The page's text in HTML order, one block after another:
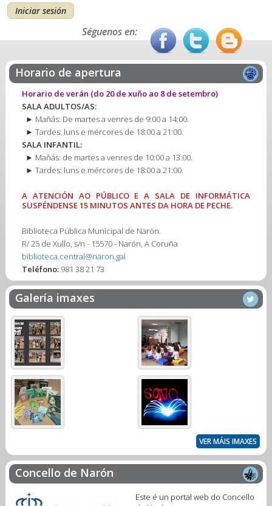
Séguenos en:
Horario de apertura
Horario de verán (do 20 de xuño ao 8 de setembro)
SALA ADULTOS/AS:
► Mañás: De martes a venres de 9:00 a 14:00.
► Tardes: luns e mércores de 18:00 a 21:00.
SALA INFANTIL:
► Mañás: de martes a venres de 10:00 a 13:00.
► Tardes: luns e mércores de 18:00 a 21:00.
A ATENCIÓN AO PÚBLICO E A SALA DE INFORMÁTICA
SUSPÉNDENSE 15 MINUTOS ANTES DA HORA DE PECHE.
Biblioteca Pública Municipal de Narón.
R/ 25 de Xullo, s/n - 15570 - Narón, A Coruña
biblioteca.central@naron.gal
Teléfono:981 38 21 73
Galería imaxes
VER MÁIS IMAXES
Concello de Narón
Este é un portal web do Concello